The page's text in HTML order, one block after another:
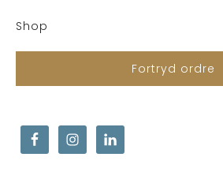
Shop
Fortryd ordre